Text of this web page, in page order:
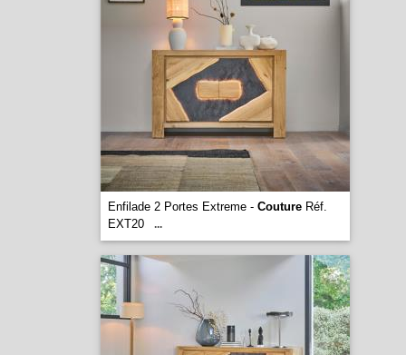
Enfilade 2 Portes Extreme - CoutureRéf.
EXT20
...